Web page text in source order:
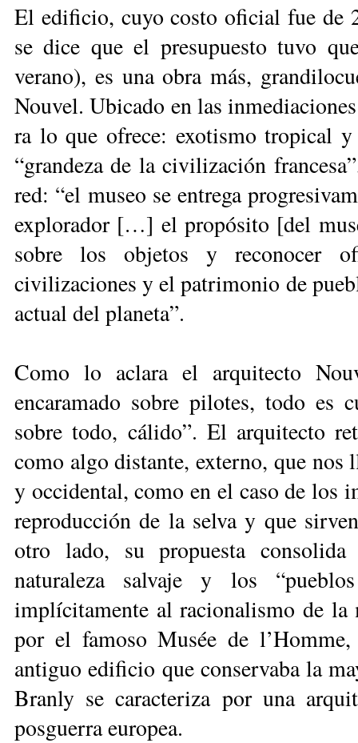
El edificio, cuyo costo oficial fue de
se dice que el presupuesto tuvo
verano), es una obra más,
Nouvel. Ubicado en las
ra lo que ofrece: exotismo tropical y
“grandeza de la civilización
red: “el museo se entrega
explorador […] el propósito [del
sobre los objetos y reconocer
civilizaciones y el patrimonio de
actual del planeta”.
Como lo aclara el arquitecto
encaramado sobre pilotes, todo es
sobre todo, cálido”. El arquitecto
como algo distante, externo, que nos
y occidental, como en el caso de los
reproducción de la selva y que
otro lado, su propuesta
naturaleza salvaje y los
implícitamente al racionalismo de la
por el famoso Musée de
antiguo edificio que conservaba la
Branly se caracteriza por una
posguerra europea.